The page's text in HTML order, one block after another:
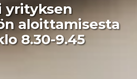
yrityksen
aloittamisesta
8.30-9.45